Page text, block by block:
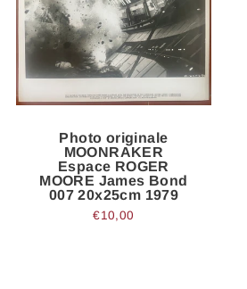
Photo originale
MOONRAKER
Espace ROGER
MOORE James Bond
007 20x25cm 1979
€10,00